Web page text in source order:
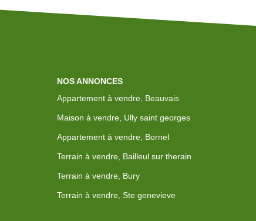
NOS ANNONCES
Appartement à vendre, Beauvais
Maison à vendre, Ully saint georges
Appartement à vendre, Bornel
Terrain à vendre, Bailleul sur therain
Terrain à vendre, Bury
Terrain à vendre, Ste genevieve